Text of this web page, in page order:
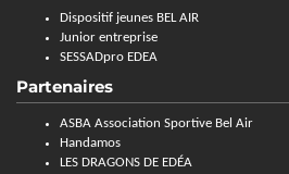
Dispositif jeunes BEL AIR
Junior entreprise
SESSADpro EDEA
Partenaires
ASBA Association Sportive Bel Air
Handamos
LES DRAGONS DE EDÉA